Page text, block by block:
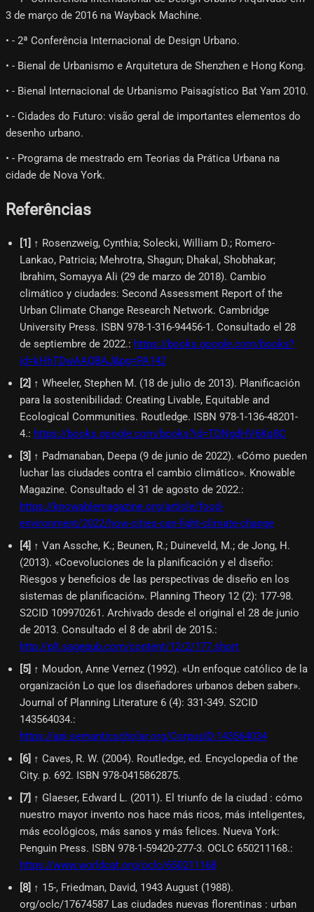
3 de março de 2016 na Wayback Machine.
• - 2ª Conferência Internacional de Design Urbano.
• - Bienal de Urbanismo e Arquitetura de Shenzhen e Hong Kong.
• - Bienal Internacional de Urbanismo Paisagístico Bat Yam 2010.
• - Cidades do Futuro: visão geral de importantes elementos do
desenho urbano.
• - Programa de mestrado em Teorias da Prática Urbana na
cidade de Nova York.
Referências
1
↑ Rosenzweig, Cynthia; Solecki, William D.; Romero-
Lankao, Patricia; Mehrotra, Shagun; Dhakal, Shobhakar;
Ibrahim, Somayya Ali (29 de marzo de 2018). Cambio
climático y ciudades: Second Assessment Report of the
Urban Climate Change Research Network. Cambridge
University Press. ISBN 978-1-316-94456-1. Consultado el 28
de septiembre de 2022.: https://books.google.com/books?
id=kHhTDwAAQBAJ&pg=PA142
2] ↑ Wheeler, Stephen M. (18 de julio de 2013). Planificación
para la sostenibilidad: Creating Livable, Equitable and
Ecological Communities. Routledge. ISBN 978-1-136-48201-
4.: https://books.google.com/books?id=TDNgdHV6Kq8C
3 ↑ Padmanaban, Deepa (9 de junio de 2022). «Cómo pueden
luchar las ciudades contra el cambio climático». Knowable
Magazine. Consultado el 31 de agosto de 2022.:
https://knowablemagazine.org/article/food-
environment/2022/how-cities-can-fight-climate-change
4] ↑ Van Assche, K.; Beunen, R.; Duineveld, M.; de Jong, H.
(2013). «Coevoluciones de la planificación y el diseño:
Riesgos y beneficios de las perspectivas de diseño en los
sistemas de planificación». Planning Theory 12 (2): 177-98.
S2CID 109970261. Archivado desde el original el 28 de junio
de 2013. Consultado el 8 de abril de 2015.:
http://plt.sagepub.com/content/12/2/177.short
5] ↑ Moudon, Anne Vernez (1992). «Un enfoque católico de la
organización Lo que los diseñadores urbanos deben saber».
Journal of Planning Literature 6 (4): 331-349. S2CID
143564034.:
https://api.semanticscholar.org/CorpusID:143564034
6] ↑ Caves, R. W. (2004). Routledge, ed. Encyclopedia of the
City. p. 692. ISBN 978-0415862875.
7] ↑ Glaeser, Edward L. (2011). El triunfo de la ciudad : cómo
nuestro mayor invento nos hace más ricos, más inteligentes,
más ecológicos, más sanos y más felices. Nueva York:
Penguin Press. ISBN 978-1-59420-277-3. OCLC 650211168.:
https://www.worldcat.org/oclc/650211168
8] ↑ 15-, Friedman, David, 1943 August (1988).
org/oclc/17674587 Las ciudades nuevas florentinas : urban